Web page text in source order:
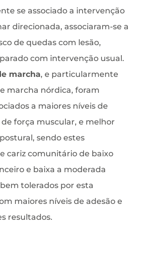
se associado a intervenção
direcionada, associaram-se a
de quedas com lesão,
com intervenção usual.
marcha, e particularmente
marcha nórdica, foram
a maiores níveis de
força muscular, e melhor
sendo estes
cariz comunitário de baixo
e baixa a moderada
tolerados por esta
maiores níveis de adesão e
resultados.